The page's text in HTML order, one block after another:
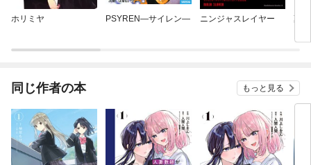
ホリミヤ PSYREN—サイレン— ニンジャスレイヤー 薬
同じ作者の本 もっと見る